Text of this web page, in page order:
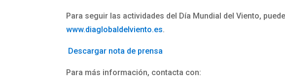
Para seguir las actividades del Día Mundial del Viento,
www.diaglobaldelviento.es.
Descargar nota de prensa
Para más información, contacta con: